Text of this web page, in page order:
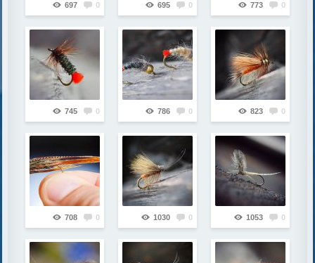
697 0 695 0 773 0
745 0 786 0 823 0
708 0 1030 0 1053 0